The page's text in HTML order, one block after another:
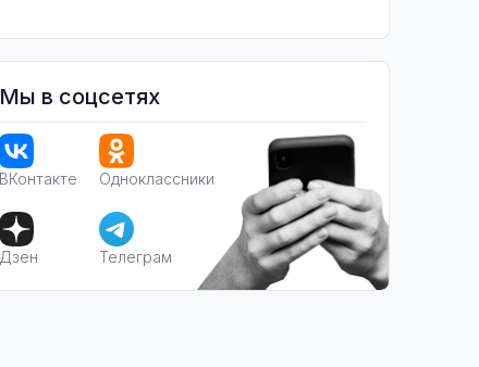
Мы в соцсетях
ВКонтакте Одноклассники
Дзен Телеграм